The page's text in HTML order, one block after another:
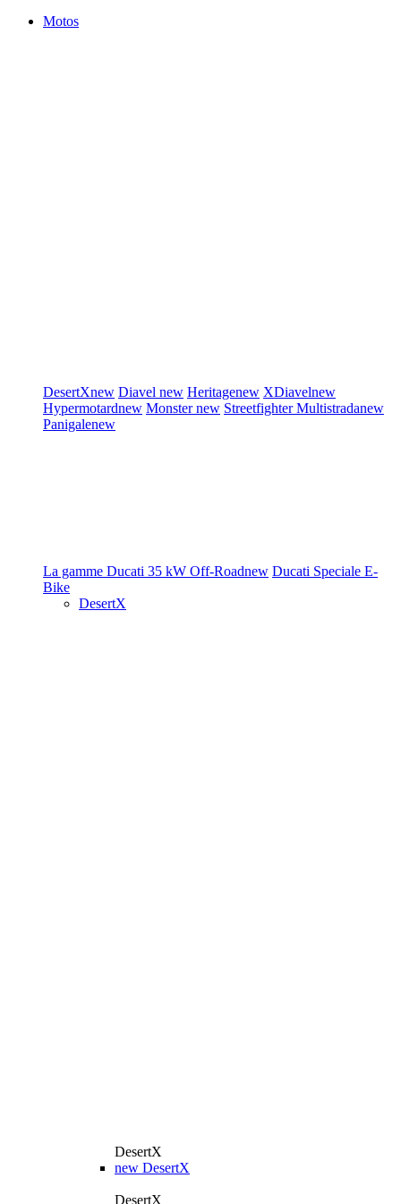
Motos
DesertXnew Diavel new Heritagenew XDiavelnew
Hypermotardnew Monsternew StreetfighterMultistradanew
Panigalenew
La gamme Ducati 35 kW Off-Roadnew Ducati Speciale E-
Bike
DesertX
DesertX
new DesertX
DesertX